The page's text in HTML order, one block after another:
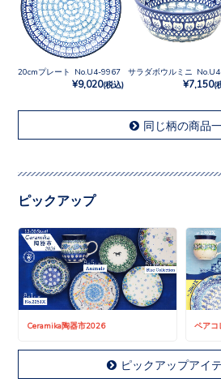
20cmプレート No.U4-9967
¥9,020(税込) ¥7,150(
同じ柄の商品
ピックアップ
Ceramika陶器市2026 ペアコ
ピックアップアイ